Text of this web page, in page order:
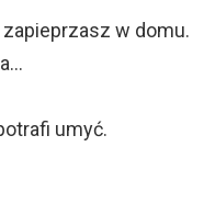
w domu.
umyć.